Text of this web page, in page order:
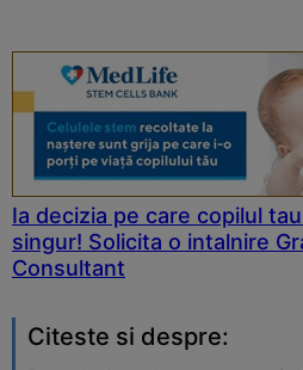
Ia decizia pe care copilul
singur! Solicita o intalnire
Consultant
Citeste si despre: